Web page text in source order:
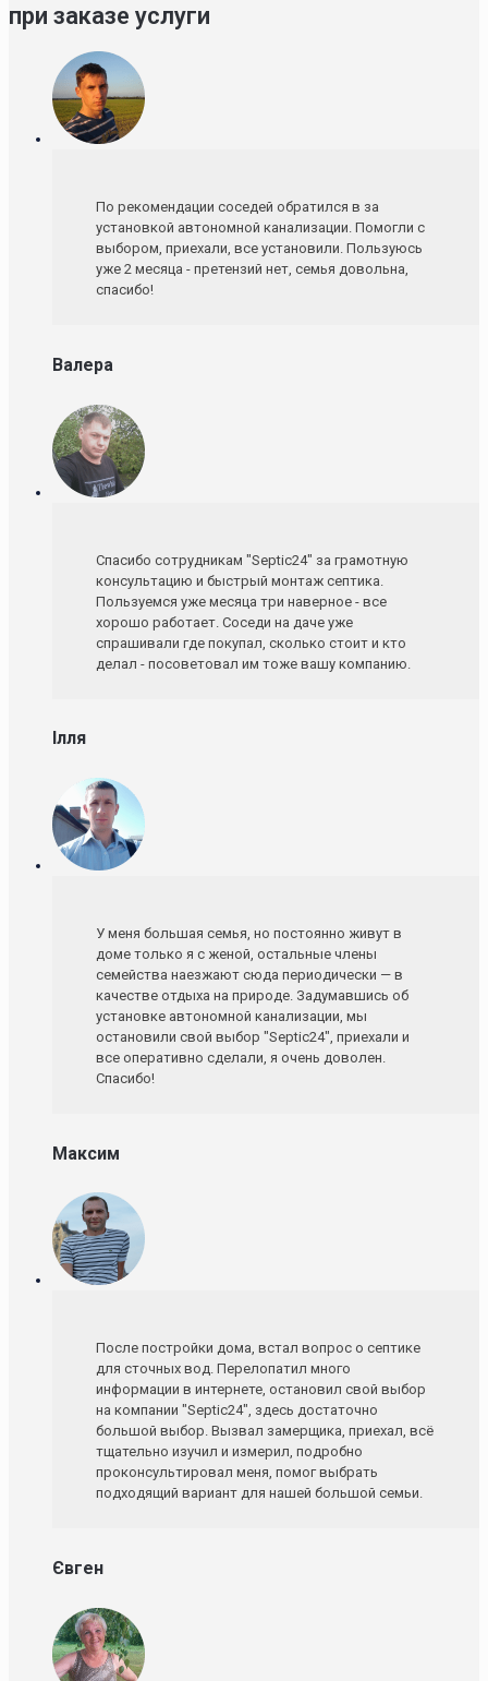
при заказе услуги
По рекомендации соседей обратился в за
установкой автономной канализации. Помогли с
выбором, приехали, все установили. Пользуюсь
уже 2 месяца - претензий нет, семья довольна,
спасибо!
Валера
Спасибо сотрудникам "Septic24" за грамотную
консультацию и быстрый монтаж септика.
Пользуемся уже месяца три наверное - все
хорошо работает. Соседи на даче уже
спрашивали где покупал, сколько стоит и кто
делал - посоветовал им тоже вашу компанию.
Ілля
У меня большая семья, но постоянно живут в
доме только я с женой, остальные члены
семейства наезжают сюда периодически — в
качестве отдыха на природе. Задумавшись об
установке автономной канализации, мы
остановили свой выбор "Septic24", приехали и
все оперативно сделали, я очень доволен.
Спасибо!
Максим
После постройки дома, встал вопрос о септике
для сточных вод. Перелопатил много
информации в интернете, остановил свой выбор
на компании "Septic24", здесь достаточно
большой выбор. Вызвал замерщика, приехал, всё
тщательно изучил и измерил, подробно
проконсультировал меня, помог выбрать
подходящий вариант для нашей большой семьи.
Євген